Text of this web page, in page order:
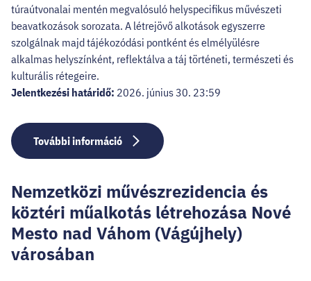
FacebookInstagramYouTubeTwitter
túraútvonalai mentén megvalósuló helyspecifikus művészeti
beavatkozások sorozata. A létrejövő alkotások egyszerre
szolgálnak majd tájékozódási pontként és elmélyülésre
alkalmas helyszínként, reflektálva a táj történeti, természeti és
kulturális rétegeire.
Jelentkezési határidő: 2026. június 30. 23:59
További információ
Nemzetközi művészrezidencia és
köztéri műalkotás létrehozása Nové
Mesto nad Váhom (Vágújhely)
városában